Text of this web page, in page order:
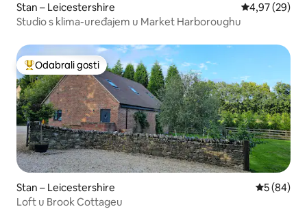
Stan – Leicestershire Prosječna
4,97 (29)
Studio s klima-uređajem u Market Harboroughu
Među najviše rangiranima s oznakom „Odabrali gosti”
Odabrali gosti
Stan – Leicestershire Prosječna
5 (84)
Loft u Brook Cottageu